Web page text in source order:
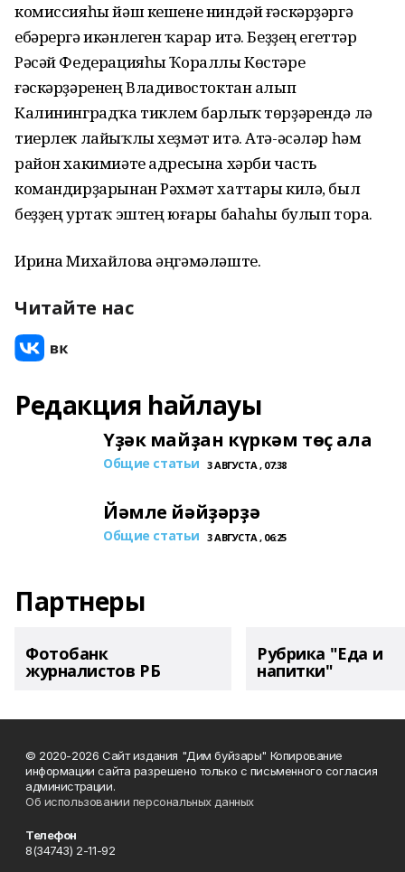
комиссияһы йәш кешене ниндәй ғәскәрҙәргә
ебәрергә икәнлеген ҡарар итә. Беҙҙең егеттәр
Рәсәй Федерацияһы Ҡораллы Көстәре
ғәскәрҙәренең Владивостоктан алып
Калининградҡа тиклем барлыҡ төрҙәрендә лә
тиерлек лайыҡлы хеҙмәт итә. Атә-әсәләр һәм
район хакимиәте адресына хәрби часть
командирҙарынан Рәхмәт хаттары килә, был
беҙҙең уртаҡ эштең юғары баһаһы булып тора.
Ирина Михайлова әңгәмәләште.
Читайте нас
Редакция һайлауы
Үҙәк майҙан күркәм төҫ ала
Общие статьи 3 АВГУСТА , 07:38
Йәмле йәйҙәрҙә
Общие статьи 3 АВГУСТА , 06:25
Партнеры
Фотобанк
журналистов РБ
Рубрика "Еда и
напитки"
© 2020-2026 Сайт издания "Дим буйзары" Копирование
информации сайта разрешено только с письменного согласия
администрации.
Об использовании персональных данных
Телефон
8(34743) 2-11-92